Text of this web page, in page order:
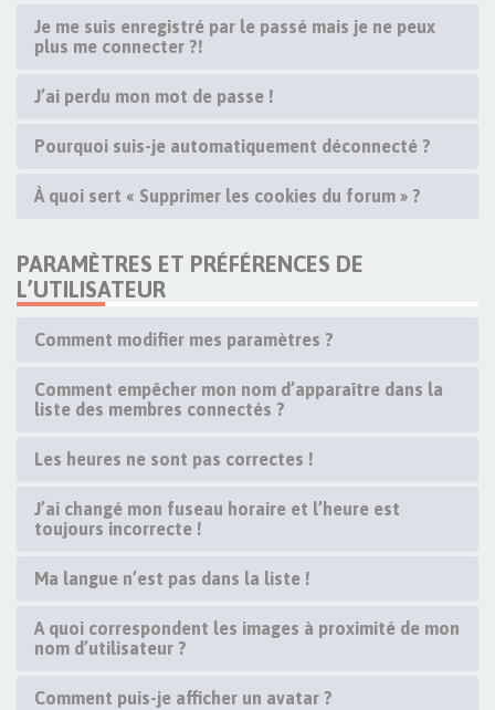
Je me suis enregistré par le passé mais je ne peux
plus me connecter ?!
J’ai perdu mon mot de passe !
Pourquoi suis-je automatiquement déconnecté ?
À quoi sert « Supprimer les cookies du forum » ?
PARAMÈTRES ET PRÉFÉRENCES DE
L’UTILISATEUR
Comment modifier mes paramètres ?
Comment empêcher mon nom d’apparaître dans la
liste des membres connectés ?
Les heures ne sont pas correctes !
J’ai changé mon fuseau horaire et l’heure est
toujours incorrecte !
Ma langue n’est pas dans la liste !
A quoi correspondent les images à proximité de mon
nom d’utilisateur ?
Comment puis-je afficher un avatar ?